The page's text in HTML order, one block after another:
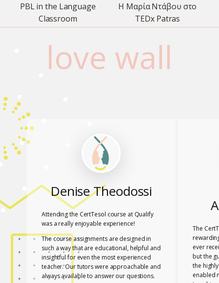
PBL in the Language
Classroom
Η Μαρία Ντάβου στο
TEDx Patras
love wall
Denise Theodossi
Attending the CertTesol course at Qualify
was a really enjoyable experience!
The course assignments are designed in
such a way that are educational, helpful and
insightful for even the most experienced
teacher. Our tutors were approachable and
always available to answer our questions.
The
ever
but the
the
enabled